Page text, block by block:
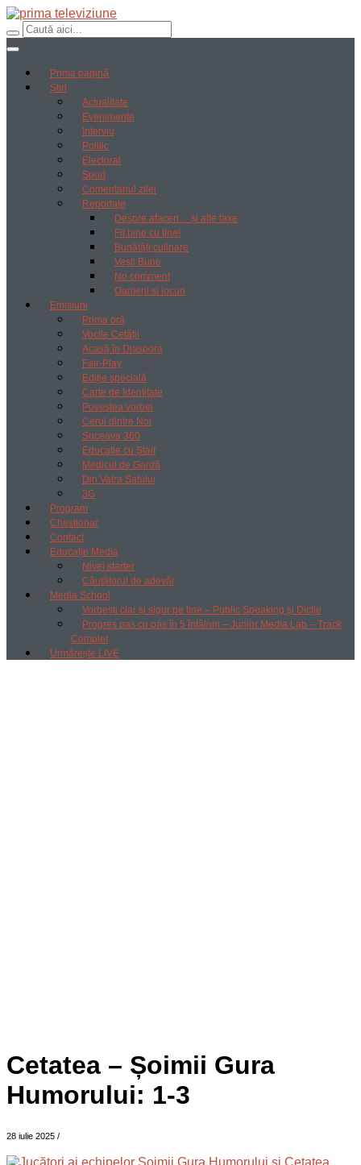
Prima pagină
Știri
Actualitate
Evenimente
Interviu
Politic
Electoral
Sport
Comentariul zilei
Reportaje
Despre afaceri… și alte taxe
Fii bine cu tine!
Bunătăți culinare
Vești Bune
No comment
Oameni si locuri
Emisiuni
Prima oră
Vocile Cetății
Acasă în Diaspora
Fair-Play
Ediție specială
Carte de Identitate
Povestea vorbei
Cerul dintre Noi
Suceava 360
Educație cu Ștaif
Medicul de Gardă
Din Vatra Satului
3G
Program
Chestionar
Contact
Educație Media
Nivel starter
Căutătorul de adevăr
Media School
Vorbești clar și sigur pe tine – Public Speaking și Dicție
Progres pas cu pas în 5 întâlniri – Junior Media Lab – Track
Complet
Urmărește LIVE
Cetatea – Șoimii Gura
Humorului: 1-3
28 iulie 2025 /